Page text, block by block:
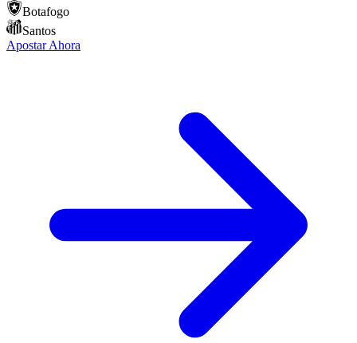
Botafogo
Santos
Apostar Ahora